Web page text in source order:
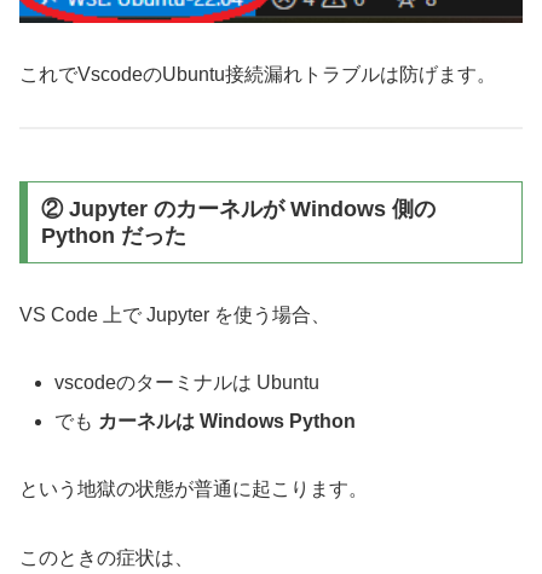
これでVscodeのUbuntu接続漏れトラブルは防げます。
② Jupyter のカーネルが Windows 側の
Python だった
VS Code 上で Jupyter を使う場合、
vscodeのターミナルは Ubuntu
でも カーネルは Windows Python
という地獄の状態が普通に起こります。
このときの症状は、